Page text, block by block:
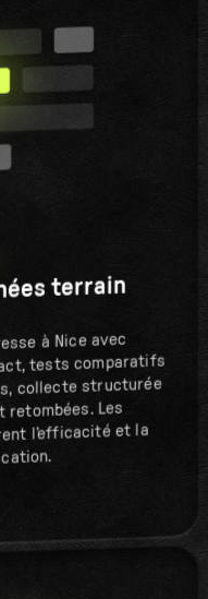
terrain
à Nice avec
tests comparatifs
collecte structurée
retombées. Les
l’efficacité et la